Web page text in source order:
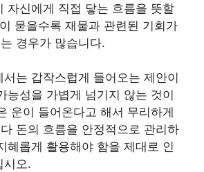
자신에게 직접 닿는 흐름을 뜻할
묻을수록 재물과 관련된 기회가
경우가 많습니다.
는 갑작스럽게 들어오는 제안이
능성을 가볍게 넘기지 않는 것이
운이 들어온다고 해서 무리하게
돈의 흐름을 안정적으로 관리하
혜롭게 활용해야 함을 제대로 인
시오.